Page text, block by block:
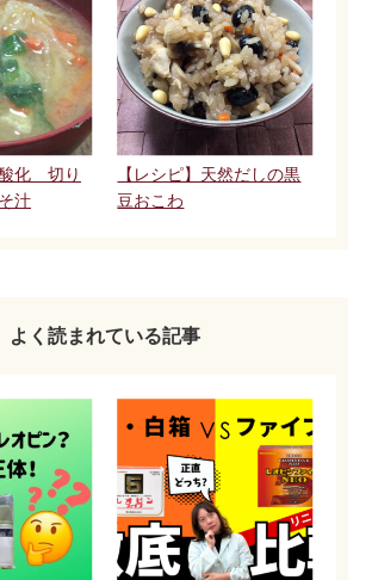
酸化 切り
汁
【レシピ】天然だしの黒
豆おこわ
よく読まれている記事